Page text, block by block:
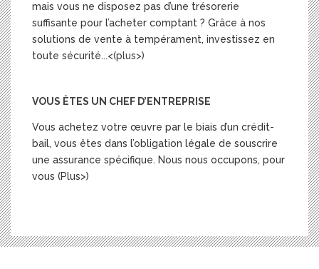
mais vous ne disposez pas d’une trésorerie
suffisante pour l’acheter comptant ? Grâce à nos
solutions de vente à tempérament, investissez en
toute sécurité...<(plus>)
VOUS ÊTES UN CHEF D’ENTREPRISE
Vous achetez votre œuvre par le biais d’un crédit-
bail, vous êtes dans l’obligation légale de souscrire
une assurance spécifique. Nous nous occupons, pour
vous (Plus>)